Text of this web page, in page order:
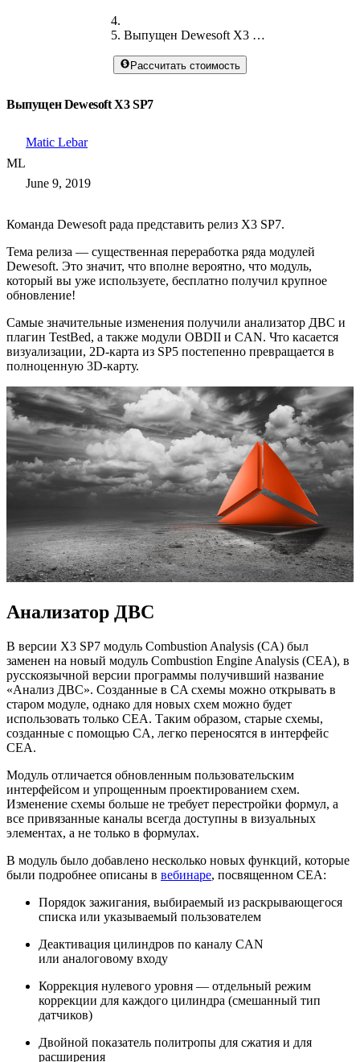
Выпущен Dewesoft X3 SP7
Рассчитать стоимость
Выпущен Dewesoft X3 SP7
ML
Matic Lebar
June 9, 2019
Команда Dewesoft рада представить релиз X3 SP7.
Тема релиза — существенная переработка ряда модулей
Dewesoft. Это значит, что вполне вероятно, что модуль,
который вы уже используете, бесплатно получил крупное
обновление!
Самые значительные изменения получили анализатор ДВС и
плагин TestBed, а также модули OBDII и CAN. Что касается
визуализации, 2D-карта из SP5 постепенно превращается в
полноценную 3D-карту.
Анализатор ДВС
В версии X3 SP7 модуль Combustion Analysis (CA) был
заменен на новый модуль Combustion Engine Analysis (CEA), в
русскоязычной версии программы получивший название
«Анализ ДВС». Созданные в CA схемы можно открывать в
старом модуле, однако для новых схем можно будет
использовать только CEA. Таким образом, старые схемы,
созданные с помощью CA, легко переносятся в интерфейс
CEA.
Модуль отличается обновленным пользовательским
интерфейсом и упрощенным проектированием схем.
Изменение схемы больше не требует перестройки формул, а
все привязанные каналы всегда доступны в визуальных
элементах, а не только в формулах.
В модуль было добавлено несколько новых функций, которые
были подробнее описаны в вебинаре, посвященном CEA:
Порядок зажигания, выбираемый из раскрывающегося
списка или указываемый пользователем
Деактивация цилиндров по каналу CAN
или аналоговому входу
Коррекция нулевого уровня — отдельный режим
коррекции для каждого цилиндра (смешанный тип
датчиков)
Двойной показатель политропы для сжатия и для
расширения